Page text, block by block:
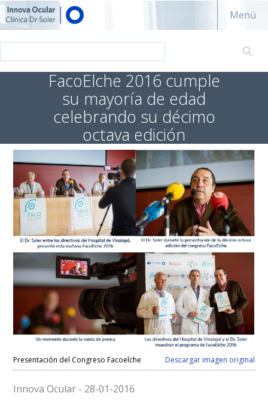
Innova ocular - Clínica Dr. Soler
Menú
FacoElche 2016 cumple
su mayoría de edad
celebrando su décimo
octava edición
Presentación del Congreso Facoelche Descargar imagen original
Innova Ocular - 28-01-2016